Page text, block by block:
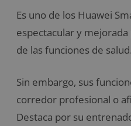
Es uno de los Huawei
espectacular y
de las funciones de salud.
Sin embargo, sus
corredor profesional o
Destaca por su